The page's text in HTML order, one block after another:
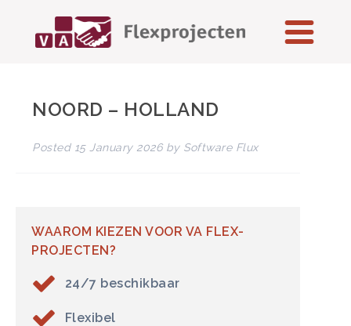
NOORD – HOLLAND
Posted 15 January 2026by Software Flux
WAAROM KIEZEN VOOR VA FLEX-
PROJECTEN?
24/7 beschikbaar
Flexibel